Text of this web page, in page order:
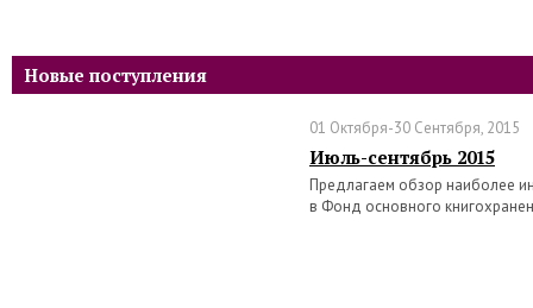
Новые поступления
01 Октября-30 Сентября, 2015
Июль-сентябрь 2015
Предлагаем обзор наиболее
в Фонд основного